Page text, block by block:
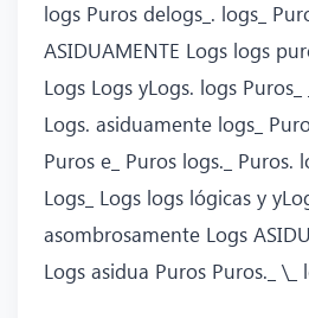
logs Puros delogs_. logs_
ASIDUAMENTE Logs logs
Logs Logs yLogs. logs
Logs. asiduamente logs_
Puros e_ Puros logs._ Puros.
Logs_ Logs logs lógicas y
asombrosamente Logs
Logs asidua Puros Puros._ \_